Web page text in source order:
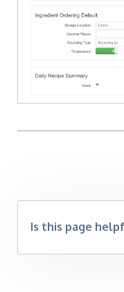
Is this page